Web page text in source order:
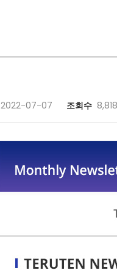
2022-07-07 조회수 8,818